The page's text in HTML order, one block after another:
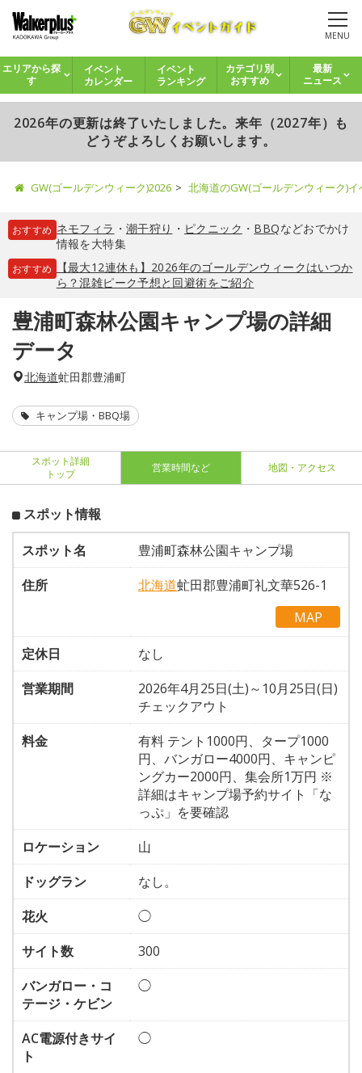
MENU
エリアから探
す
イベント
カレンダー
イベント
ランキング
カテゴリ別
おすすめ
最新
ニュース
2026年の更新は終了いたしました。来年（2027年）も
どうぞよろしくお願いします。
GW(ゴールデンウィーク)2026 北海道のGW(ゴールデンウィーク)
おすすめ ネモフィラ ・ 潮干狩り ・ ピクニック ・ BBQなどおでかけ
情報を大特集
おすすめ
【最大12連休も】2026年のゴールデンウィークはいつか
ら？混雑ピーク予想と回避術をご紹介
豊浦町森林公園キャンプ場の詳細
データ
北海道虻田郡豊浦町
キャンプ場・BBQ場
スポット詳細
トップ
営業時間など 地図・アクセス
スポット情報
スポット名
豊浦町森林公園キャンプ場
住所
北海道虻田郡豊浦町礼文華526-1
MAP
定休日
なし
営業期間
2026年4月25日(土)～10月25日(日)
チェックアウト
料金
有料 テント1000円、タープ1000
円、バンガロー4000円、キャンピ
ングカー2000円、集会所1万円 ※
詳細はキャンプ場予約サイト「な
っぷ」を要確認
ロケーション
山
ドッグラン
なし。
花火
◯
サイト数
300
バンガロー・コ
テージ・ケビン
◯
AC電源付きサイ
ト
◯